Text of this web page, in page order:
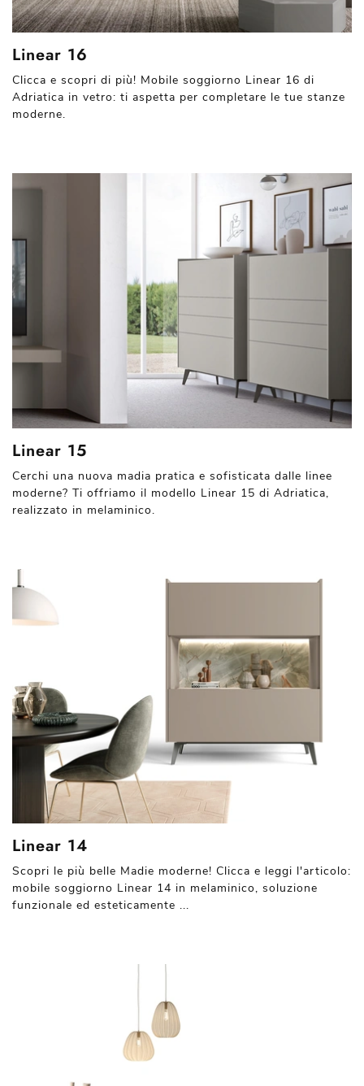
Linear 16
Clicca e scopri di più! Mobile soggiorno Linear 16 di
Adriatica in vetro: ti aspetta per completare le tue stanze
moderne.
Linear 15
Cerchi una nuova madia pratica e sofisticata dalle linee
moderne? Ti offriamo il modello Linear 15 di Adriatica,
realizzato in melaminico.
Linear 14
Scopri le più belle Madie moderne! Clicca e leggi l'articolo:
mobile soggiorno Linear 14 in melaminico, soluzione
funzionale ed esteticamente ...